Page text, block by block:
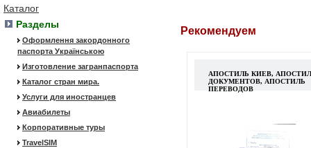
Каталог
Разделы
Оформлення закордонного
паспорта Українською
Изготовление загранпаспорта
Каталог стран мира.
Услуги для иностранцев
Авиабилеты
Корпоративные туры
TravelSIM
Рекомендуем
АПОСТИЛЬ КИЕВ,
ДОКУМЕНТОВ, АПОСТИЛЬ
ПЕРЕВОДОВ